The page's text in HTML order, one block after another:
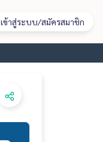
เข้าสู่ระบบ/สมัครสมาชิก